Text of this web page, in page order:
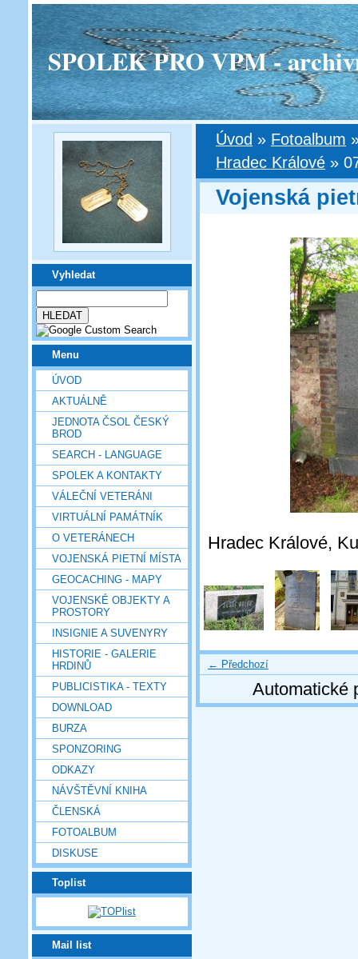
SPOLEK PRO VPM -
Vyhledat
Menu
ÚVOD
AKTUÁLNĚ
JEDNOTA ČSOL ČESKÝ
BROD
SEARCH - LANGUAGE
SPOLEK A KONTAKTY
VÁLEČNÍ VETERÁNI
VIRTUÁLNÍ PAMÁTNÍK
O VETERÁNECH
VOJENSKÁ PIETNÍ MÍSTA
GEOCACHING - MAPY
VOJENSKÉ OBJEKTY A
PROSTORY
INSIGNIE A SUVENYRY
HISTORIE - GALERIE
HRDINŮ
PUBLICISTIKA - TEXTY
DOWNLOAD
BURZA
SPONZORING
ODKAZY
NÁVŠTĚVNÍ KNIHA
ČLENSKÁ
FOTOALBUM
DISKUSE
Toplist
Mail list
Úvod » Fotoalbum
Hradec Králové »
Vojenská
Hradec Králové,
← Předchozí
Automatické